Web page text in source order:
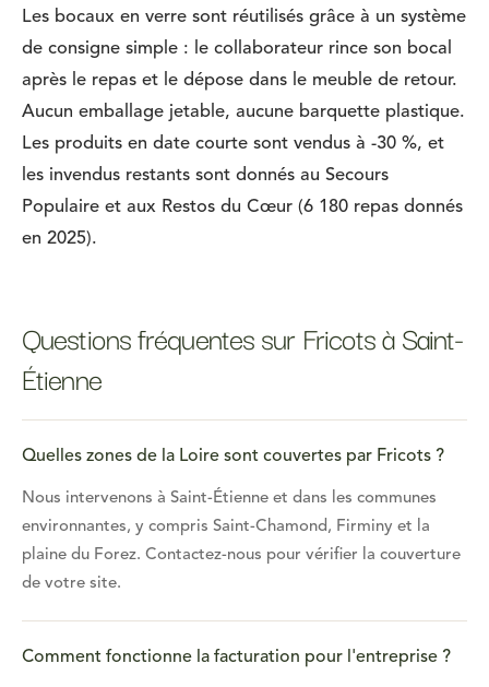
Les bocaux en verre sont réutilisés grâce à un système
de consigne simple : le collaborateur rince son bocal
après le repas et le dépose dans le meuble de retour.
Aucun emballage jetable, aucune barquette plastique.
Les produits en date courte sont vendus à -30 %, et
les invendus restants sont donnés au Secours
Populaire et aux Restos du Cœur (6 180 repas donnés
en 2025).
Questions fréquentes sur Fricots à Saint-
Étienne
Quelles zones de la Loire sont couvertes par Fricots ?
Nous intervenons à Saint-Étienne et dans les communes
environnantes, y compris Saint-Chamond, Firminy et la
plaine du Forez. Contactez-nous pour vérifier la couverture
de votre site.
Comment fonctionne la facturation pour l'entreprise ?